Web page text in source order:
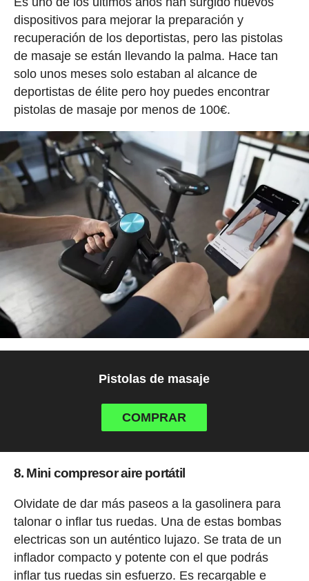
dispositivos para mejorar la preparación y
recuperación de los deportistas, pero las pistolas
de masaje se están llevando la palma. Hace tan
solo unos meses solo estaban al alcance de
deportistas de élite pero hoy puedes encontrar
pistolas de masaje por menos de 100€.
Pistolas de masaje
COMPRAR
8. Mini compresor aire portátil
Olvidate de dar más paseos a la gasolinera para
talonar o inflar tus ruedas. Una de estas bombas
electricas son un auténtico lujazo. Se trata de un
inflador compacto y potente con el que podrás
inflar tus ruedas sin esfuerzo. Es recargable e